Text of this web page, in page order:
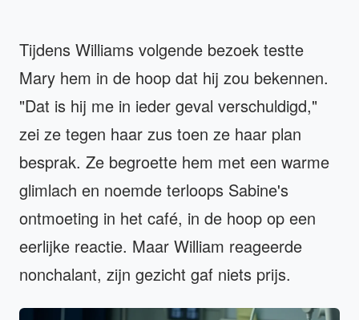
Tijdens Williams volgende bezoek testte
Mary hem in de hoop dat hij zou bekennen.
"Dat is hij me in ieder geval verschuldigd,"
zei ze tegen haar zus toen ze haar plan
besprak. Ze begroette hem met een warme
glimlach en noemde terloops Sabine's
ontmoeting in het café, in de hoop op een
eerlijke reactie. Maar William reageerde
nonchalant, zijn gezicht gaf niets prijs.